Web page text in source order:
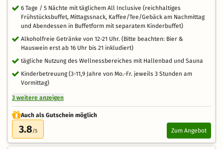
6 Tage / 5 Nächte mit täglichem All Inclusive (reichhaltiges
Frühstücksbuffet, Mittagssnack, Kaffee/Tee/Gebäck am Nachmittag
und Abendessen in Buffetform mit separatem Kinderbuffet)
Alkoholfreie Getränke von 12-21 Uhr. (Bitte beachten: Bier &
Hauswein erst ab 16 Uhr bis 21 inkludiert)
tägliche Nutzung des Wellnessbereiches mit Hallenbad und Sauna
Kinderbetreuung (3-11,9 Jahre von Mo.-Fr. jeweils 3 Stunden am
Vormittag)
3 weitere anzeigen
Auch als Gutschein möglich
3.8/5 Zum Angebot